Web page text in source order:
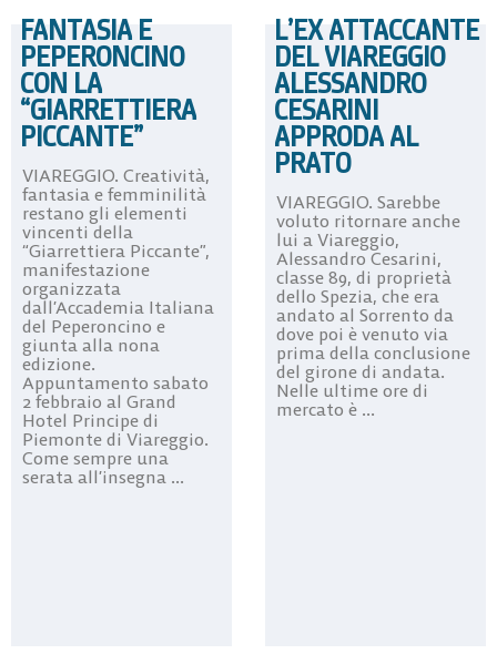
FANTASIA E
PEPERONCINO
CON LA
“GIARRETTIERA
PICCANTE”
VIAREGGIO. Creatività,
fantasia e femminilità
restano gli elementi
vincenti della
“Giarrettiera Piccante”,
manifestazione
organizzata
dall’Accademia Italiana
del Peperoncino e
giunta alla nona
edizione.
Appuntamento sabato
2 febbraio al Grand
Hotel Principe di
Piemonte di Viareggio.
Come sempre una
serata all’insegna ...
L’EX ATTACCANTE
DEL VIAREGGIO
ALESSANDRO
CESARINI
APPRODA AL
PRATO
VIAREGGIO. Sarebbe
voluto ritornare anche
lui a Viareggio,
Alessandro Cesarini,
classe 89, di proprietà
dello Spezia, che era
andato al Sorrento da
dove poi è venuto via
prima della conclusione
del girone di andata.
Nelle ultime ore di
mercato è ...